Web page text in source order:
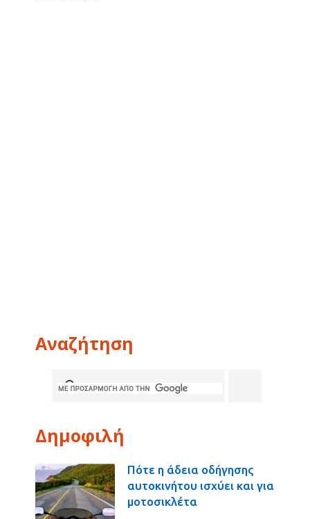
Αναζήτηση
Δημοφιλή
Πότε η άδεια οδήγησης
αυτοκινήτου ισχύει και για
μοτοσικλέτα